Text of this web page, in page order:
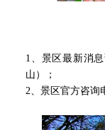
1、景区最新消
山）；
2、景区官方咨询